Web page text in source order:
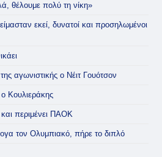
θέλουμε πολύ τη νίκη»
εκεί, δυνατοί και προσηλωμένοι
αγωνιστικής ο Νέιτ Γουότσον
Κουλιεράκης
περιμένει ΠΑΟΚ
τον Ολυμπιακό, πήρε το διπλό